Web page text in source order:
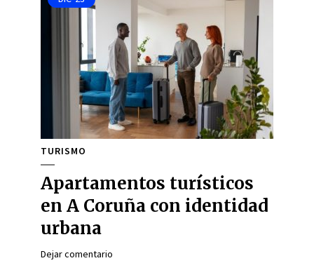
TURISMO
Apartamentos turísticos
en A Coruña con identidad
urbana
Dejar comentario